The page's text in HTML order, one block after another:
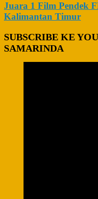
Juara 1 Film Pendek
Kalimantan Timur
SUBSCRIBE KE
SAMARINDA